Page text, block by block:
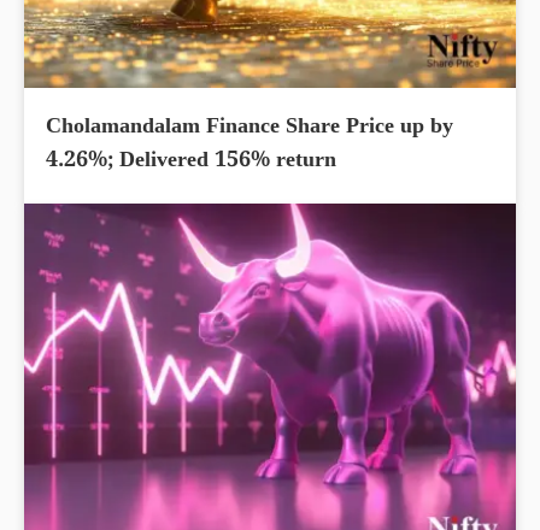
Cholamandalam Finance Share Price up by
4.26%; Delivered 156% return